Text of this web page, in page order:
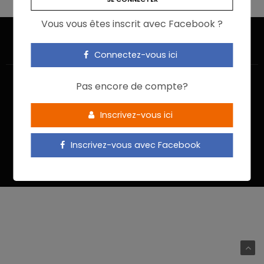
Vous vous êtes inscrit avec Facebook ?
Connectez-vous ici
Pas encore de compte?
Inscrivez-vous ici
Inscrivez-vous avec Facebook
ACCUEIL JE M’INSCRIS
NOUS CONTACTER
MENTIONS LÉGALES
POLITIQUE DE CONFIDENTIALITÉ
Food In Action © 2022